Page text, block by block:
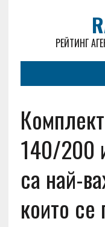
РЕЙТИНГ
140/200
са най-
които се